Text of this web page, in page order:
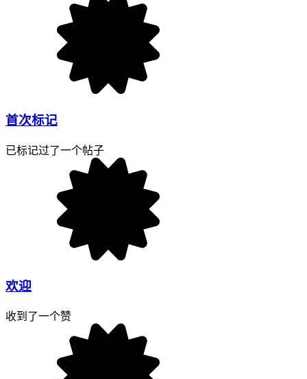
首次标记
已标记过了一个帖子
欢迎
收到了一个赞